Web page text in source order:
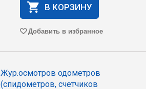
В КОРЗИНУ
Добавить в избранное
Жур.осмотров одометров
(спидометров, счетчиков